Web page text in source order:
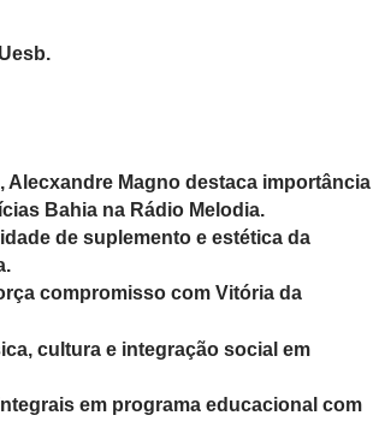
Alecxandre Magno destaca importância
Bahia na Rádio Melodia.
de suplemento e estética da
compromisso com Vitória da
cultura e integração social em
em programa educacional com